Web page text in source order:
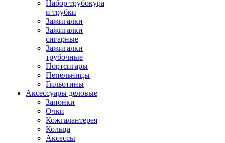
Набор трубокура
и трубки
Зажигалки
Зажигалки
сигарные
Зажигалки
трубочные
Портсигары
Пепельницы
Гильотины
Аксессуары деловые
Запонки
Очки
Кожгалантерея
Кольца
Аксессы